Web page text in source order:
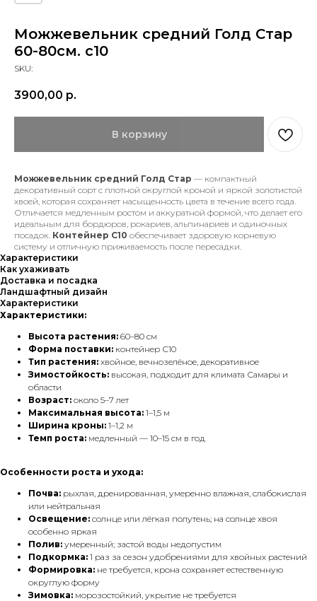
Можжевельник средний Голд Стар
60-80см. с10
SKU:
3900,00 р.
В корзину
Можжевельник средний Голд Стар — компактный
декоративный сорт с плотной округлой кроной и яркой золотистой
хвоей, которая сохраняет насыщенность цвета в течение всего года.
Отличается медленным ростом и аккуратной формой, что делает его
идеальным для бордюров, рокариев, альпинариев и одиночных
посадок. Контейнер С10 обеспечивает здоровую корневую
систему и отличную приживаемость после пересадки.
Характеристики
Как ухаживать
Доставка и посадка
Ландшафтный дизайн
Характеристики
Характеристики:
Высота растения: 60–80 см
Форма поставки: контейнер С10
Тип растения: хвойное, вечнозелёное, декоративное
Зимостойкость: высокая, подходит для климата Самары и
области
Возраст: около 5–7 лет
Максимальная высота: 1–1,5 м
Ширина кроны: 1–1,2 м
Темп роста: медленный — 10–15 см в год
Особенности роста и ухода:
Почва: рыхлая, дренированная, умеренно влажная, слабокислая
или нейтральная
Освещение: солнце или лёгкая полутень; на солнце хвоя
особенно яркая
Полив: умеренный; застой воды недопустим
Подкормка: 1 раз за сезон удобрениями для хвойных растений
Формировка: не требуется, крона сохраняет естественную
округлую форму
Зимовка: морозостойкий, укрытие не требуется